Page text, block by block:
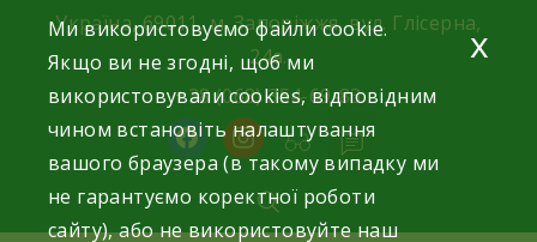
Україна, 69011, м. Запоріжжя, вул. Глісерна,
24а.
+38 (068) 354-69-83
facebookinstagram
Ми використовуємо файли cookie.
Якщо ви не згодні, щоб ми
використовували cookies, відповідним
чином встановіть налаштування
вашого браузера (в такому випадку ми
не гарантуємо коректної роботи
сайту), або не використовуйте наш
x